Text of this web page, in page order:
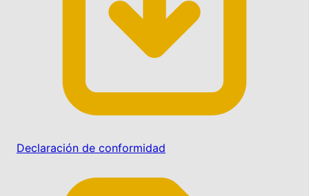
Declaración de conformidad